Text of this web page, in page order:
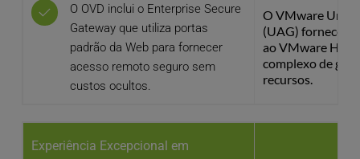
O OVD inclui o Enterprise Secure
Gateway que utiliza portas
padrão da Web para fornecer
acesso remoto seguro sem
custos ocultos.
O VMware
(UAG) fornece
ao VMware
complexo de
recursos.
Experiência Excepcional em